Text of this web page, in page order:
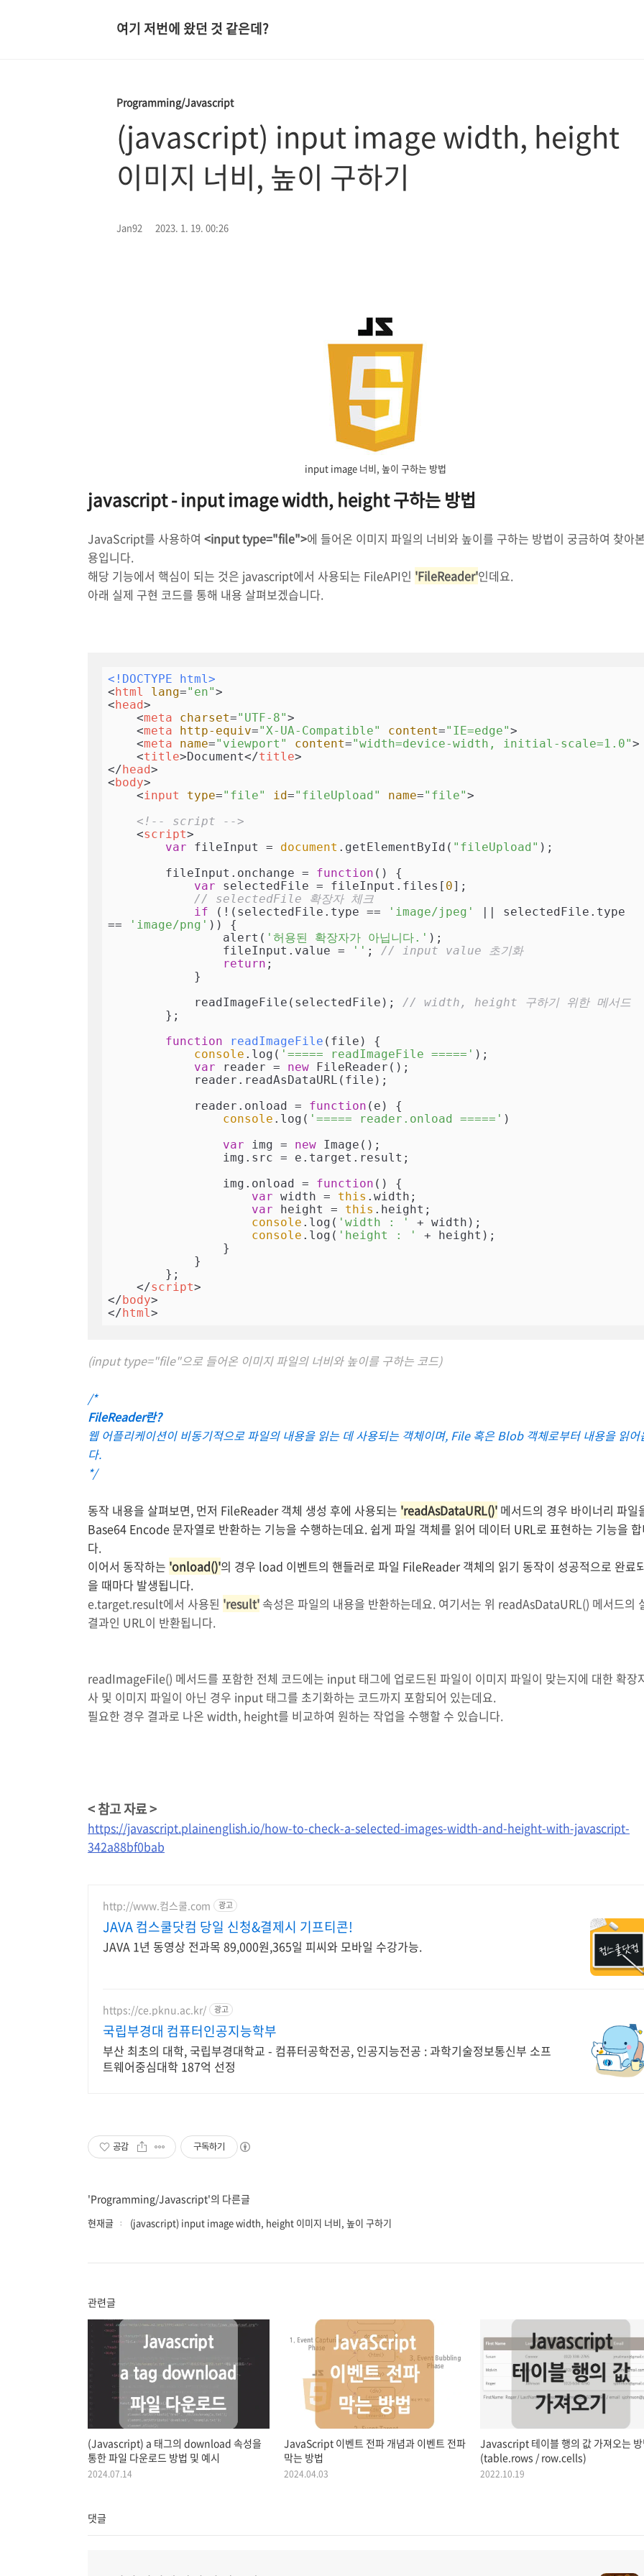
여기 저번에 왔던 것 같은데?
Programming/Javascript
(javascript) input image width, height
이미지 너비, 높이 구하기
Jan92 2023. 1. 19. 00:26
input image 너비, 높이 구하는 방법
javascript - input image width, height 구하는 방법
JavaScript를 사용하여 <input type="file">에 들어온 이미지 파일의 너비와 높이를 구하는 방법이 궁금하여 찾아
용입니다.
해당 기능에서 핵심이 되는 것은 javascript에서 사용되는 FileAPI인 'FileReader'인데요.
아래 실제 구현 코드를 통해 내용 살펴보겠습니다.
<!DOCTYPE html>
<html lang="en">
<head>
<meta charset="UTF-8">
<meta http-equiv="X-UA-Compatible" content="IE=edge">
<meta name="viewport" content="width=device-width, initial-scale=1.0">
<title>Document</title>
</head>
<body>
<input type="file" id="fileUpload" name="file">
<!-- script -->
<script>
var fileInput = document .getElementById( "fileUpload" );
        fileInput.onchange =
function ( ) {
var selectedFile = fileInput.files[ 0];
// selectedFile 확장자 체크
if (!(selectedFile.type == 'image/jpeg'
|| selectedFile.type
==
'image/png' )) {
                alert(
'허용된 확장자가 아닙니다.' );
                fileInput.value =
'' ; // input value 초기화
return ;
            readImageFile(selectedFile);
// width, height 구하기 위한 메서드
function
readImageFile ( file ) {
console .log( '===== readImageFile =====' );
var reader = new FileReader();
            reader.onload =
function ( e ) {
console .log( '===== reader.onload =====' )
var img = new Image();
                img.onload =
function ( ) {
var width = this .width;
var height = this .height;
console .log( 'width : '
+ width);
console .log( 'height : '
+ height);
</script>
</body>
</html>
(input type="file"으로 들어온 이미지 파일의 너비와 높이를 구하는 코드)
/*
FileReader란?
웹 어플리케이션이 비동기적으로 파일의 내용을 읽는 데 사용되는 객체이며, File 혹은 Blob 객체로부터 내용을 읽어
다.
*/
동작 내용을 살펴보면, 먼저 FileReader 객체 생성 후에 사용되는 'readAsDataURL()' 메서드의 경우 바이너리 파일
Base64 Encode 문자열로 반환하는 기능을 수행하는데요. 쉽게 파일 객체를 읽어 데이터 URL로 표현하는 기능을
다.
이어서 동작하는 'onload()'의 경우 load 이벤트의 핸들러로 파일 FileReader 객체의 읽기 동작이 성공적으로 완료
을 때마다 발생됩니다.
e.target.result에서 사용된 'result' 속성은 파일의 내용을 반환하는데요. 여기서는 위 readAsDataURL() 메서드의
결과인 URL이 반환됩니다.
readImageFile() 메서드를 포함한 전체 코드에는 input 태그에 업로드된 파일이 이미지 파일이 맞는지에 대한 확장
사 및 이미지 파일이 아닌 경우 input 태그를 초기화하는 코드까지 포함되어 있는데요.
필요한 경우 결과로 나온 width, height를 비교하여 원하는 작업을 수행할 수 있습니다.
< 참고 자료 >
https://javascript.plainenglish.io/how-to-check-a-selected-images-width-and-height-with-javascript-
342a88bf0bab
http://www.컴스쿨.com 광고
JAVA 컴스쿨닷컴 당일 신청&결제시 기프티콘!
JAVA 1년 동영상 전과목 89,000원,365일 피씨와 모바일 수강가능.
https://ce.pknu.ac.kr/ 광고
국립부경대 컴퓨터인공지능학부
부산 최초의 대학, 국립부경대학교 - 컴퓨터공학전공, 인공지능전공 : 과학기술정보통신부 소프
트웨어중심대학 187억 선정
공감 구독하기
'Programming/Javascript'의 다른글
현재글 (javascript) input image width, height 이미지 너비, 높이 구하기
관련글
(Javascript) a 태그의 download 속성을
통한 파일 다운로드 방법 및 예시
2024.07.14
JavaScript 이벤트 전파 개념과 이벤트 전파
막는 방법
2024.04.03
Javascript 테이블 행의 값 가져오는
(table.rows / row.cells)
2022.10.19
댓글